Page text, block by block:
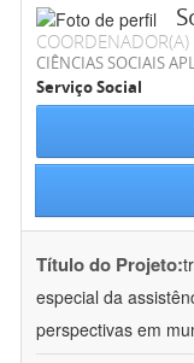
COORDENADOR(A)
CIÊNCIAS SOCIAIS
Serviço Social
Título do Projeto:
especial da
perspectivas em